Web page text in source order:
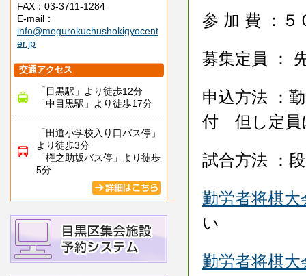
FAX：03-3711-1284
E-mail：
info@megurokuchushokigyocent
er.jp
交通アクセス
「目黒駅」より徒歩12分
「中目黒駅」より徒歩17分
「田道小学校入り口バス停」
より徒歩3分
「権之助坂バス停」より徒歩
5分
参 加 費 ：５
募集定員 ：
申込方法 ：
付 但し定員
試合方法 ：
勤労者将棋
い
勤労者将棋大